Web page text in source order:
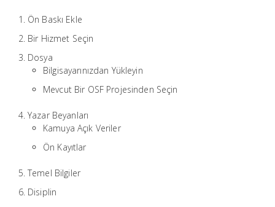
Ön Baskı Ekle
Bir Hizmet Seçin
Dosya
Bilgisayarınızdan Yükleyin
Mevcut Bir OSF Projesinden Seçin
Yazar Beyanları
Kamuya Açık Veriler
Ön Kayıtlar
Temel Bilgiler
Disiplin